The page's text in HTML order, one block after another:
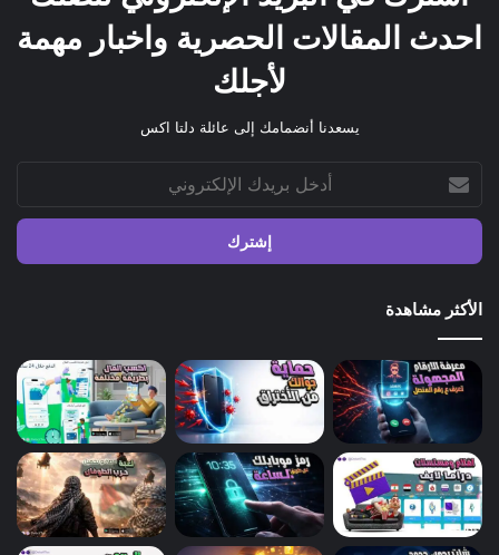
احدث المقالات الحصرية واخبار مهمة
لأجلك
يسعدنا أنضمامك إلى عائلة دلتا اكس
بريدك
الإلكتروني
الأكثر مشاهدة